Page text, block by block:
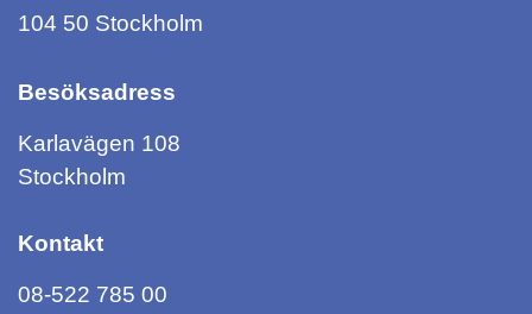
104 50 Stockholm
Besöksadress
Karlavägen 108
Stockholm
Kontakt
08-522 785 00